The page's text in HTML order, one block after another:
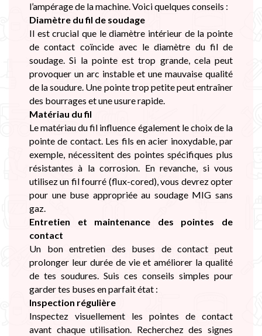
l’ampérage de la machine. Voici quelques conseils :
Diamètre du fil de soudage
Il est crucial que le diamètre intérieur de la pointe
de contact coïncide avec le diamètre du fil de
soudage. Si la pointe est trop grande, cela peut
provoquer un arc instable et une mauvaise qualité
de la soudure. Une pointe trop petite peut entraîner
des bourrages et une usure rapide.
Matériau du fil
Le matériau du fil influence également le choix de la
pointe de contact. Les fils en acier inoxydable, par
exemple, nécessitent des pointes spécifiques plus
résistantes à la corrosion. En revanche, si vous
utilisez un fil fourré (flux-cored), vous devrez opter
pour une buse appropriée au soudage MIG sans
gaz.
Entretien et maintenance des pointes de
contact
Un bon entretien des buses de contact peut
prolonger leur durée de vie et améliorer la qualité
de tes soudures. Suis ces conseils simples pour
garder tes buses en parfait état :
Inspection régulière
Inspectez visuellement les pointes de contact
avant chaque utilisation. Recherchez des signes